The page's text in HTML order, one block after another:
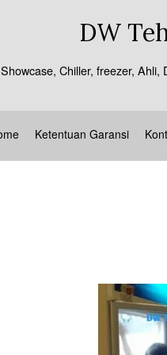
DW
Chiller, freezer,
Ketentuan Garansi